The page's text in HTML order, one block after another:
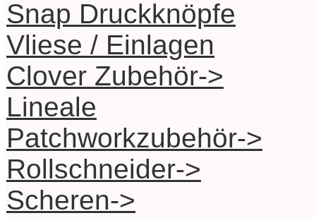
Snap Druckknöpfe
Vliese / Einlagen
Clover Zubehör->
Lineale
Patchworkzubehör->
Rollschneider->
Scheren->